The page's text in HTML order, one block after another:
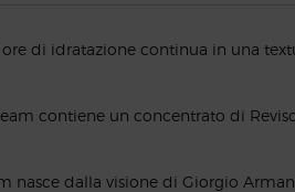
di idratazione continua in una
contiene un concentrato di
nasce dalla visione di Giorgio